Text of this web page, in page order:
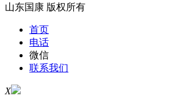
山东国康 版权所有
首页
电话
微信
联系我们
X